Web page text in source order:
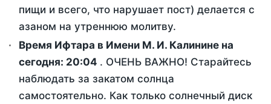
пищи и всего, что нарушает пост) делается с
азаном на утреннюю молитву.
Время Ифтара в Имени М. И. Калинине на
сегодня: 20:04 . ОЧЕНЬ ВАЖНО! Старайтесь
наблюдать за закатом солнца
самостоятельно. Как только солнечный диск